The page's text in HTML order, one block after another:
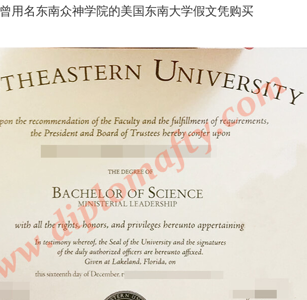
曾用名东南众神学院的美国东南大学假文凭购买